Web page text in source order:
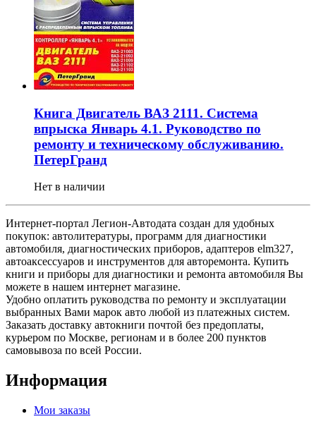
Книга Двигатель ВАЗ 2111. Система
впрыска Январь 4.1. Руководство по
ремонту и техническому обслуживанию.
ПетерГранд
Нет в наличии
Интернет-портал Легион-Автодата создан для удобных
покупок: автолитературы, программ для диагностики
автомобиля, диагностических приборов, адаптеров elm327,
автоаксессуаров и инструментов для авторемонта. Купить
книги и приборы для диагностики и ремонта автомобиля Вы
можете в нашем интернет магазине.
Удобно оплатить руководства по ремонту и эксплуатации
выбранных Вами марок авто любой из платежных систем.
Заказать доставку автокниги почтой без предоплаты,
курьером по Москве, регионам и в более 200 пунктов
самовывоза по всей России.
Информация
Мои заказы